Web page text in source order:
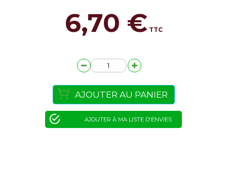
6,70 € TTC
AJOUTER AU PANIER
AJOUTER À MA LISTE D'ENVIES